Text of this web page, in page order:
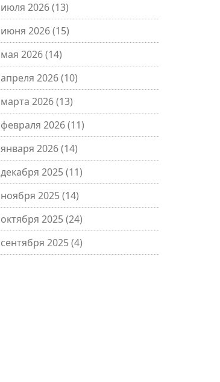
июля 2026(13)
июня 2026(15)
мая 2026(14)
апреля 2026(10)
марта 2026(13)
февраля 2026(11)
января 2026(14)
декабря 2025(11)
ноября 2025(14)
октября 2025(24)
сентября 2025(4)